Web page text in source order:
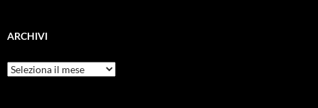
ARCHIVI
Archivi